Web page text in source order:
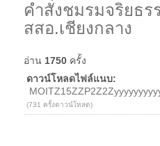
คำสั่งชมรมจริยธร
สสอ.เชียงกลาง
อ่าน 1750 ครั้ง
ดาวน์โหลดไฟล์แนบ:
(731 ครั้งดาวน์โหลด)